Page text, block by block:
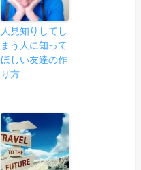
人見知りしてし
まう人に知って
ほしい友達の作
り方